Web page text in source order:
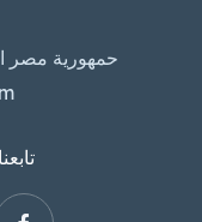
حمهورية مصر